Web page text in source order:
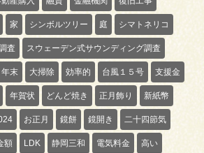
家 シンボルツリー 庭 シマトネリコ
査 スウェーデン式サウンディング調査
年末 大掃除 効率的 台風１５号 支援金
年賀状 どんど焼き 正月飾り 新紙幣
お正月 鏡餅 鏡開き 二十四節気
額 LDK 静岡三和 電気料金 高い